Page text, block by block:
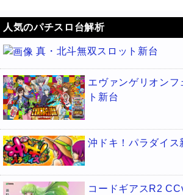
人気のパチスロ台解析
真・北斗無双スロット新台
エヴァンゲリオンフ
ト新台
沖ドキ！パラダイス
コードギアスR2